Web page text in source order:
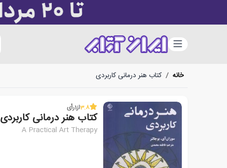
دسته‌بندی
خانه / کتاب هنر درمانی کاربردی
3.8از1رأی
کتاب هنر درمانی کاربردی
A Practical Art Therapy